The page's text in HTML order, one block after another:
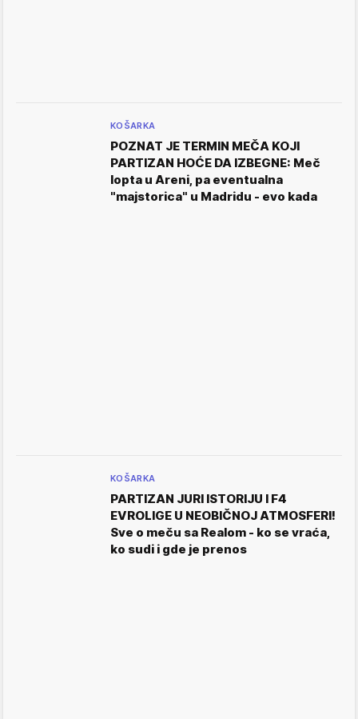
KOŠARKA
POZNAT JE TERMIN MEČA KOJI
PARTIZAN HOĆE DA IZBEGNE: Meč
lopta u Areni, pa eventualna
"majstorica" u Madridu - evo kada
KOŠARKA
PARTIZAN JURI ISTORIJU I F4
EVROLIGE U NEOBIČNOJ ATMOSFERI!
Sve o meču sa Realom - ko se vraća,
ko sudi i gde je prenos